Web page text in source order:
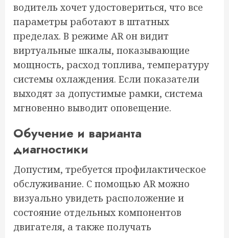
водитель хочет удостовериться, что все
параметры работают в штатных
пределах. В режиме AR он видит
виртуальные шкалы, показывающие
мощность, расход топлива, температуру
системы охлаждения. Если показатели
выходят за допустимые рамки, система
мгновенно выводит оповещение.
Обучение и варианта
диагностики
Допустим, требуется профилактическое
обслуживание. С помощью AR можно
визуально увидеть расположение и
состояние отдельных компонентов
двигателя, а также получать